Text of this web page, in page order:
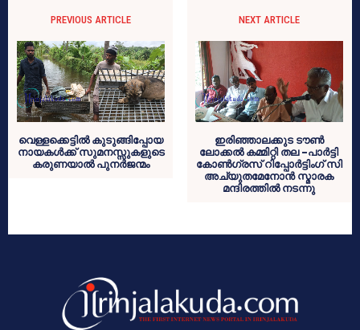
PREVIOUS ARTICLE
വെള്ളക്കെട്ടില്‍ കുടുങ്ങിപ്പോയ
നായകള്‍ക്ക് സുമനസ്സുകളുടെ
കരുണയാല്‍ പുനര്‍ജന്മം
NEXT ARTICLE
ഇരിഞ്ഞാലക്കുട ടൗണ്‍
ലോക്കല്‍ കമ്മിറ്റി തല -പാര്‍ട്ടി
കോണ്‍ഗ്രസ് റിപ്പോര്‍ട്ടിംഗ് സി
അച്യുതമേനോന്‍ സ്മാരക
മന്ദിരത്തില്‍ നടന്നു